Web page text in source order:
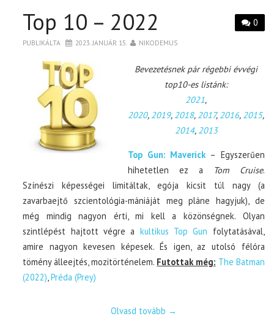
0
Top 10 – 2022
PUBLIKÁLTA 2023. JANUÁR 15. NIKODEMUS
Bevezetésnek pár régebbi évvégi
top10-es listánk:
2021,
2020, 2019, 2018, 2017, 2016, 2015,
2014, 2013
Top Gun: Maverick – Egyszerűen
hihetetlen ez a
Tom Cruise.
Színészi képességei limitáltak, egója kicsit túl nagy (a
zavarbaejtő szcientológia-mániáját meg pláne hagyjuk), de
még mindig nagyon érti, mi kell a közönségnek. Olyan
szintlépést hajtott végre a kultikus Top Gun folytatásával,
amire nagyon kevesen képesek. És igen, az utolsó félóra
tömény álleejtés, mozitörténelem. Futottak még: The Batman
(2022) ,Préda (Prey)
Olvasd tovább →